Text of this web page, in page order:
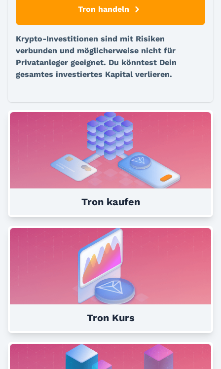
Tron handeln
Krypto-Investitionen sind mit Risiken
verbunden und möglicherweise nicht für
Privatanleger geeignet. Du könntest Dein
gesamtes investiertes Kapital verlieren.
Tron kaufen
Tron Kurs